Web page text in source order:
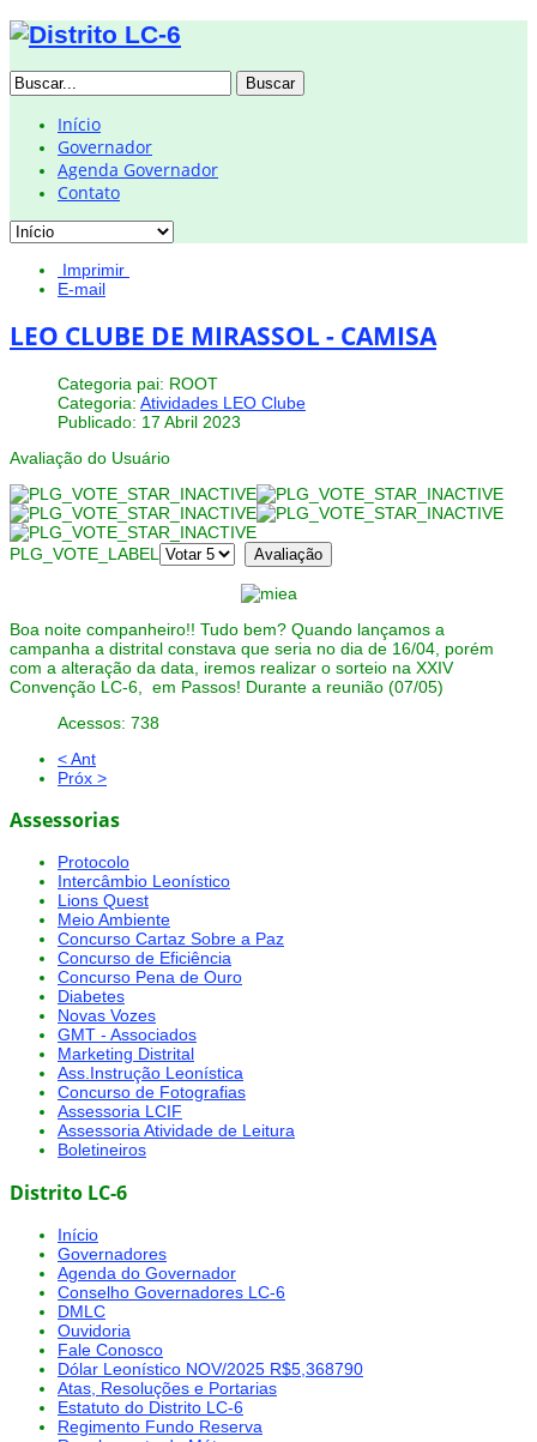
Buscar
Início
Governador
Agenda Governador
Contato
Imprimir
E-mail
LEO CLUBE DE MIRASSOL - CAMISA
Categoria pai: ROOT
Categoria: Atividades LEO Clube
Publicado: 17 Abril 2023
Avaliação do Usuário
PLG_VOTE_LABEL
Boa noite companheiro!! Tudo bem? Quando lançamos a
campanha a distrital constava que seria no dia de 16/04, porém
com a alteração da data, iremos realizar o sorteio na XXIV
Convenção LC-6, em Passos! Durante a reunião (07/05)
Acessos: 738
< Ant
Próx >
Assessorias
Protocolo
Intercâmbio Leonístico
Lions Quest
Meio Ambiente
Concurso Cartaz Sobre a Paz
Concurso de Eficiência
Concurso Pena de Ouro
Diabetes
Novas Vozes
GMT - Associados
Marketing Distrital
Ass.Instrução Leonística
Concurso de Fotografias
Assessoria LCIF
Assessoria Atividade de Leitura
Boletineiros
Distrito LC-6
Início
Governadores
Agenda do Governador
Conselho Governadores LC-6
DMLC
Ouvidoria
Fale Conosco
Dólar Leonístico NOV/2025 R$5,368790
Atas, Resoluções e Portarias
Estatuto do Distrito LC-6
Regimento Fundo Reserva